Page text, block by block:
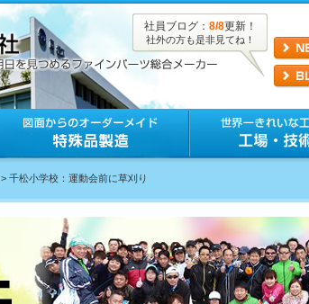
社員ブログ： 8/8更新！
社外の方も是非見てね！
> 千松小学校：運動会前に草刈り